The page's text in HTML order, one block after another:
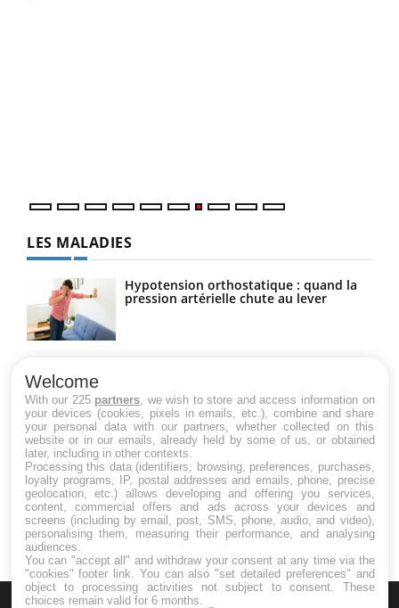
LES MALADIES
Hypotension orthostatique : quand la
pression artérielle chute au lever
Maladie de Charcot (Sclérose latérale
amyotrophique)
Welcome
With our 225 partners , we wish to store and access information on
your devices (cookies, pixels in emails, etc.), combine and share
your personal data with our partners, whether collected on this
website or in our emails, already held by some of us, or obtained
later, including in other contexts.
Processing this data (identifiers, browsing, preferences, purchases,
loyalty programs, IP, postal addresses and emails, phone, precise
geolocation, etc.) allows developing and offering you services,
content, commercial offers and ads across your devices and
screens (including by email, post, SMS, phone, audio, and video),
personalising them, measuring their performance, and analysing
audiences.
You can "accept all" and withdraw your consent at any time via the
"cookies" footer link . You can also "set detailed preferences" and
object to processing activities not subject to consent. These
choices remain valid for 6 months.